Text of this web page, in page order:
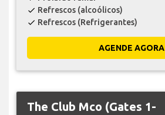
check Refrescos (alcoólicos)
check Refrescos (Refrigerantes)
AGENDE AGORA
The Club Mco (Gates 1-